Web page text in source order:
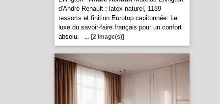
d'André Renault : latex naturel, 1189
ressorts et finition Eurotop capitonnée. Le
luxe du savoir-faire français pour un confort
absolu.
... [2 image(s)]